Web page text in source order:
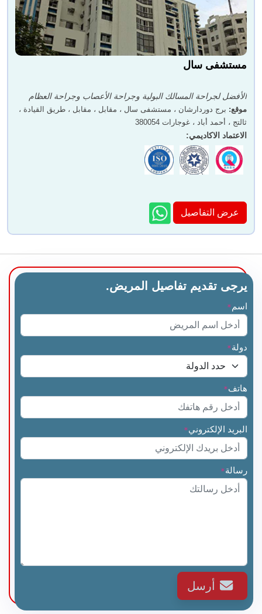
دكتور. فيكرام شاه
الدكتور فيناي كوماران دكتور. أنيتا شوكلا
دكتور. أمروتا ساناب
دكتور. اشيش سابري
مستشفى سال
الأفضل لجراحة المسالك البولية وجراحة الأعصاب وجراحة العظام
موقع: برج دوردارشان ، مستشفى سال ، مقابل ، مقابل ، طريق القيادة ،
ثالتج ، أحمد أباد ، غوجارات 380054
الاعتماد الاكاديمي:
عرض التفاصيل
يرجى تقديم تفاصيل المريض.
اسم *
دولة*
هاتف*
البريد الإلكتروني*
رسالة*
أرسل